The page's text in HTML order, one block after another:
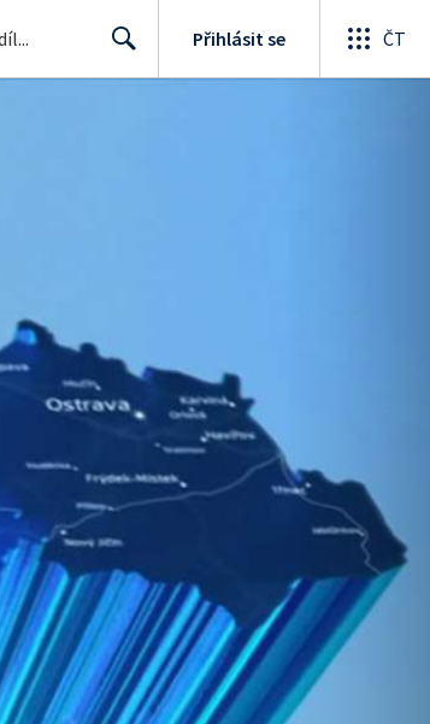
Search
Přihlásit se ČT